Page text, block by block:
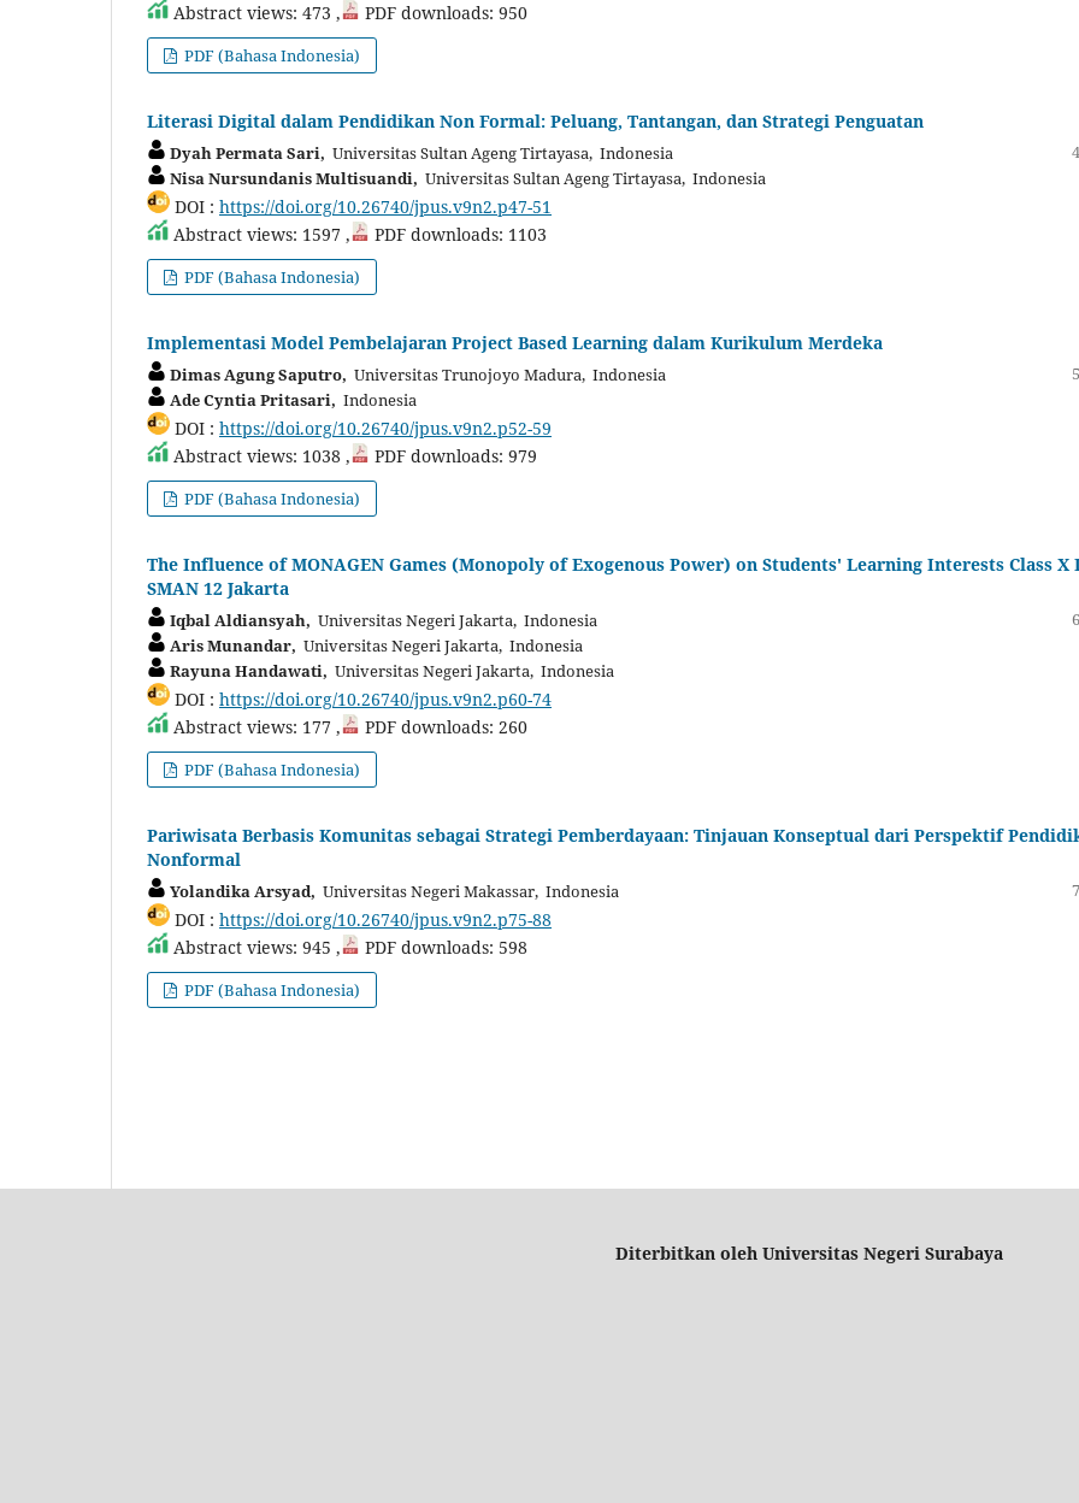
Abstract views: 473 ,
PDF downloads: 950
PDF (Bahasa Indonesia)
Literasi Digital dalam Pendidikan Non Formal: Peluang, Tantangan, dan Strategi Penguatan
Dyah Permata Sari, Universitas Sultan Ageng Tirtayasa, Indonesia
Nisa Nursundanis Multisuandi, Universitas Sultan Ageng Tirtayasa, Indonesia
DOI : https://doi.org/10.26740/jpus.v9n2.p47-51
Abstract views: 1597 ,
PDF downloads: 1103
PDF (Bahasa Indonesia)
Implementasi Model Pembelajaran Project Based Learning dalam Kurikulum Merdeka
Dimas Agung Saputro, Universitas Trunojoyo Madura, Indonesia
Ade Cyntia Pritasari, Indonesia
DOI : https://doi.org/10.26740/jpus.v9n2.p52-59
Abstract views: 1038 ,
PDF downloads: 979
PDF (Bahasa Indonesia)
The Influence of MONAGEN Games (Monopoly of Exogenous Power) on Students' Learning Interests Class X
SMAN 12 Jakarta
Iqbal Aldiansyah, Universitas Negeri Jakarta, Indonesia
Aris Munandar, Universitas Negeri Jakarta, Indonesia
Rayuna Handawati, Universitas Negeri Jakarta, Indonesia
DOI : https://doi.org/10.26740/jpus.v9n2.p60-74
Abstract views: 177 ,
PDF downloads: 260
PDF (Bahasa Indonesia)
Pariwisata Berbasis Komunitas sebagai Strategi Pemberdayaan: Tinjauan Konseptual dari Perspektif
Nonformal
Yolandika Arsyad, Universitas Negeri Makassar, Indonesia
DOI : https://doi.org/10.26740/jpus.v9n2.p75-88
Abstract views: 945 ,
PDF downloads: 598
PDF (Bahasa Indonesia)
Diterbitkan oleh Universitas Negeri Surabaya